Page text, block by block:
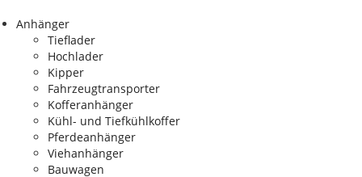
Anhänger
Tieflader
Hochlader
Kipper
Fahrzeugtransporter
Kofferanhänger
Kühl- und Tiefkühlkoffer
Pferdeanhänger
Viehanhänger
Bauwagen